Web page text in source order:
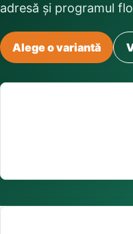
adresă și programul
Alege o variantă